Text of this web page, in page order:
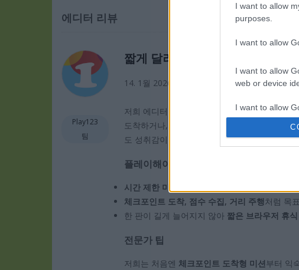
I want to allow
purposes.
I want to allow
I want to allow
web or device
I want to allow
or app.
I want to allow
에디터 리뷰
Play123
팀
짧게 달려도 손에 땀, Traffic Jam
14. 1월 2026
저희 에디터 팀은 Traffic Jam 3D를 빠르게 즐
도착하거나, 같은 시간 안에 특정 점수를 모으
도 성취감이 또렷합니다. 미션을 바꿔가며 도
플레이해야 하는 이유
시간 제한 미션
체크포인트 도착, 점수 수집, 거리 주행처럼 목
한 판이 길게 늘어지지 않아 짧은 브라우저 휴
전문가 팁
저희는 처음엔 체크포인트 도착형 미션부터 익